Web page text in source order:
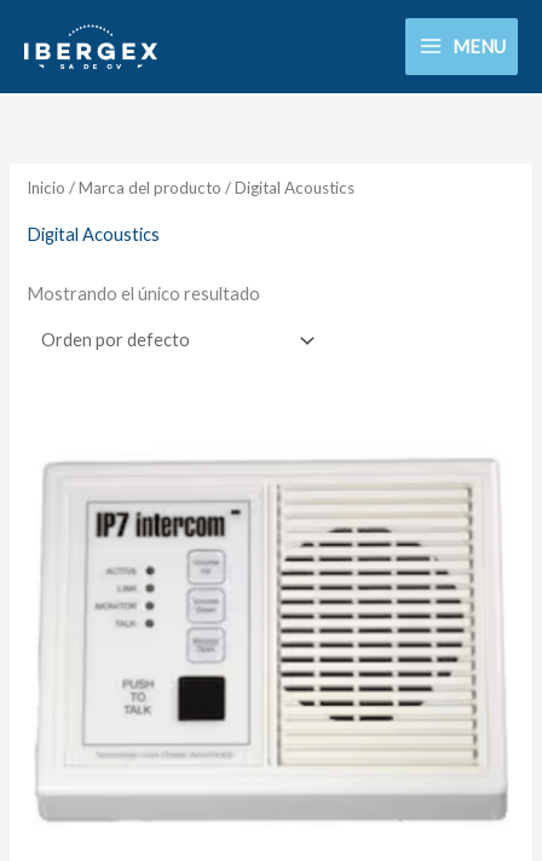
MENU
Inicio / Marca del producto / Digital Acoustics
Digital Acoustics
Mostrando el único resultado